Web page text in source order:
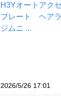
H3Yオートアク
プレート ヘア
ジムニ ...
2026/5/26 17:01